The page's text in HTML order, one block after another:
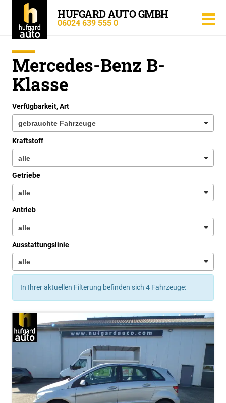
HUFGARD AUTO GMBH
06024 639 555 0
Mercedes-Benz B-
Klasse
Verfügbarkeit, Art
Kraftstoff
Getriebe
Antrieb
Ausstattungslinie
In Ihrer aktuellen Filterung befinden sich 4 Fahrzeuge: